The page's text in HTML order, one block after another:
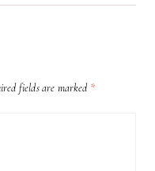
fields are marked *